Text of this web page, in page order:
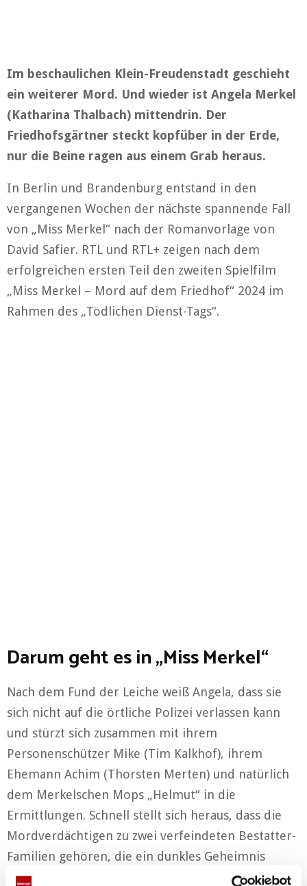
Im beschaulichen Klein-Freudenstadt geschieht
ein weiterer Mord. Und wieder ist Angela Merkel
(Katharina Thalbach) mittendrin. Der
Friedhofsgärtner steckt kopfüber in der Erde,
nur die Beine ragen aus einem Grab heraus.
In Berlin und Brandenburg entstand in den
vergangenen Wochen der nächste spannende Fall
von „Miss Merkel“ nach der Romanvorlage von
David Safier. RTL und RTL+ zeigen nach dem
erfolgreichen ersten Teil den zweiten Spielfilm
„Miss Merkel – Mord auf dem Friedhof“ 2024 im
Rahmen des „Tödlichen Dienst-Tags“.
Darum geht es in „Miss Merkel“
Nach dem Fund der Leiche weiß Angela, dass sie
sich nicht auf die örtliche Polizei verlassen kann
und stürzt sich zusammen mit ihrem
Personenschützer Mike (Tim Kalkhof), ihrem
Ehemann Achim (Thorsten Merten) und natürlich
dem Merkelschen Mops „Helmut“ in die
Ermittlungen. Schnell stellt sich heraus, dass die
Mordverdächtigen zu zwei verfeindeten Bestatter-
Familien gehören, die ein dunkles Geheimnis
schützen möchten. Insbesondere der charmante